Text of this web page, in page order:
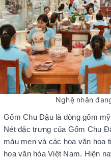
Nghệ nhân
Gốm Chu Đậu là dòng gốm
Nét đặc trưng của Gốm Chu
màu men và các hoa văn họa
hoa văn hóa Việt Nam. Hiện